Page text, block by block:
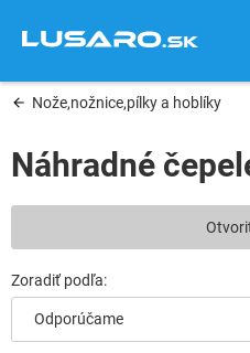
obsah
Nože,nožnice,pílky a hoblíky
Náhradné
Odporúčame
V
ý
i
p